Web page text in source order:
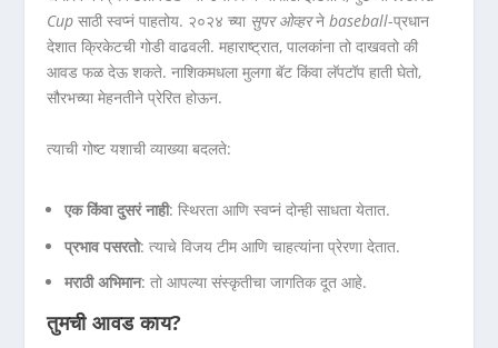
Cup साठी स्वप्नं पाहतोय. २०२४ च्या सुपर ओव्हरनेbaseball-प्रधान
देशात क्रिकेटची गोडी वाढवली. महाराष्ट्रात, पालकांना तो दाखवतो की
आवड फळ देऊ शकते. नाशिकमधला मुलगा बॅट किंवा लॅपटॉप हाती घेतो,
सौरभच्या मेहनतीने प्रेरित होऊन.
त्याची गोष्ट यशाची व्याख्या बदलते:
एक किंवा दुसरं नाही: स्थिरता आणि स्वप्नं दोन्ही साधता येतात.
प्रभाव पसरतो: त्याचे विजय टीम आणि चाहत्यांना प्रेरणा देतात.
मराठी अभिमान: तो आपल्या संस्कृतीचा जागतिक दूत आहे.
तुमची आवड काय?